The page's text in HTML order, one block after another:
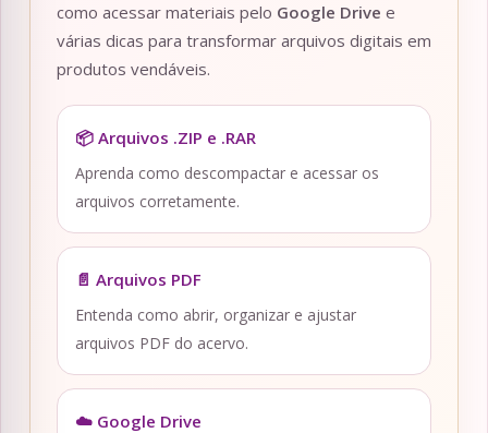
como acessar materiais pelo Google Drive e
várias dicas para transformar arquivos digitais em
produtos vendáveis.
📦 Arquivos .ZIP e .RAR
Aprenda como descompactar e acessar os
arquivos corretamente.
📄 Arquivos PDF
Entenda como abrir, organizar e ajustar
arquivos PDF do acervo.
☁️ Google Drive